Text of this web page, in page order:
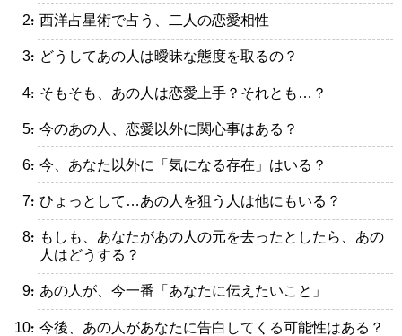
・西洋占星術で占う、二人の恋愛相性
・どうしてあの人は曖昧な態度を取るの？
・そもそも、あの人は恋愛上手？それとも…？
・今のあの人、恋愛以外に関心事はある？
・今、あなた以外に「気になる存在」はいる？
・ひょっとして…あの人を狙う人は他にもいる？
・もしも、あなたがあの人の元を去ったとしたら、あの
人はどうする？
・あの人が、今一番「あなたに伝えたいこと」
・今後、あの人があなたに告白してくる可能性はある？